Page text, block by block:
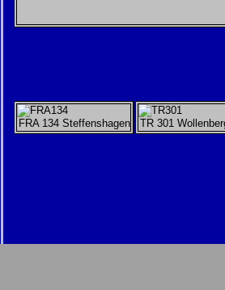
FRA 134 Steffenshagen TR 301